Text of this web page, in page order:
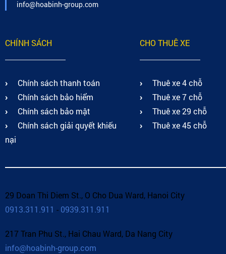
info@hoabinh-group.com
CHÍNH SÁCH
Chính sách thanh toán
Chính sách bảo hiểm
Chính sách bảo mật
Chính sách giải quyết khiếu
nại
CHO THUÊ XE
Thuê xe 4 chỗ
Thuê xe 7 chỗ
Thuê xe 29 chỗ
Thuê xe 45 chỗ
29 Doan Thi Diem St., O Cho Dua Ward, Hanoi City
0913.311.911 - 0939.311.911
217 Tran Phu St., Hai Chau Ward, Da Nang City
info@hoabinh-group.com